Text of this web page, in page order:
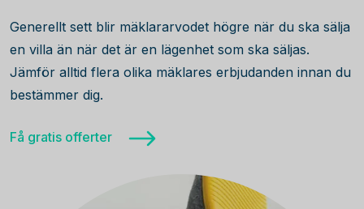
Generellt sett blir mäklararvodet högre när du ska sälja
en villa än när det är en lägenhet som ska säljas.
Jämför alltid flera olika mäklares erbjudanden innan du
bestämmer dig.
Få gratis offerter